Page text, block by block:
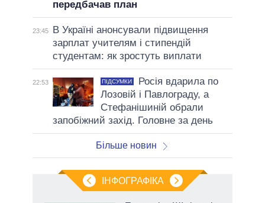
передбачав план
23:45
В Україні анонсували підвищення
зарплат учителям і стипендій
студентам: як зростуть виплати
22:53 ПІДСУМКИ
Росія вдарила по
Лозовій і Павлограду, а
Стефанішиній обрали
запобіжний захід. Головне за день
Більше новин
ІНФОГРАФІКА